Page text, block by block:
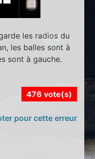
les radios du
les balles sont à
sont à gauche.
476 vote(s)
pour cette erreur